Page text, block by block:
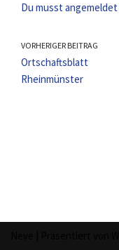
Du musst angemeldet
VORHERIGER BEITRAG
Ortschaftsblatt
Rheinmünster